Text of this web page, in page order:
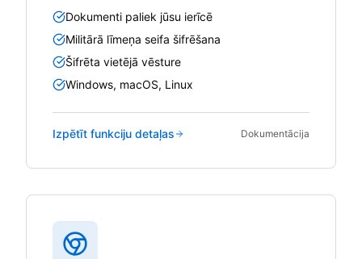
Dokumenti paliek jūsu ierīcē
Militārā līmeņa seifa šifrēšana
Šifrēta vietējā vēsture
Windows, macOS, Linux
Izpētīt funkciju detaļas Dokumentācija